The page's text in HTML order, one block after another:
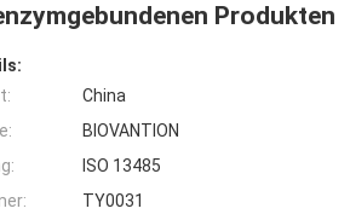
Produkten
China
BIOVANTION
ISO 13485
TY0031